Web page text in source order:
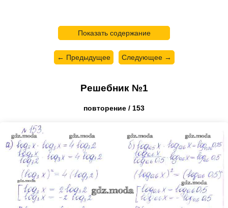
Показать содержание
← Предыдущее Следующее →
Решебник №1
повторение / 153